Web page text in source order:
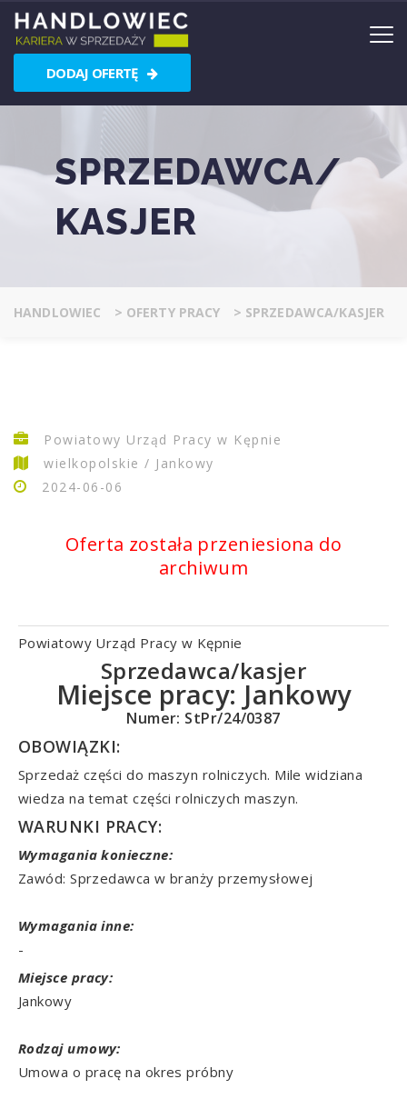
DODAJ OFERTĘ
SPRZEDAWCA/
KASJER
HANDLOWIEC > OFERTY PRACY > SPRZEDAWCA/KASJER
Powiatowy Urząd Pracy w Kępnie
wielkopolskie / Jankowy
2024-06-06
Oferta została przeniesiona do
archiwum
Powiatowy Urząd Pracy w Kępnie
Sprzedawca/kasjer
Miejsce pracy: Jankowy
Numer: StPr/24/0387
OBOWIĄZKI:
Sprzedaż części do maszyn rolniczych. Mile widziana
wiedza na temat części rolniczych maszyn.
WARUNKI PRACY:
Wymagania konieczne:
Zawód: Sprzedawca w branży przemysłowej
Wymagania inne:
-
Miejsce pracy:
Jankowy
Rodzaj umowy:
Umowa o pracę na okres próbny